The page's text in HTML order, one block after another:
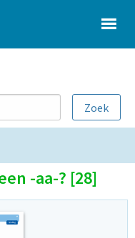
-aa-? [28]